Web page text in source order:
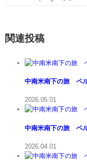
関連投稿
中南米南下の旅 ペル
2026.05.01
中南米南下の旅 ペル
2026.04.01